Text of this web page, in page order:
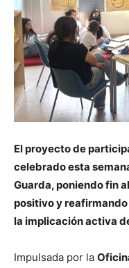
El proyecto de
celebrado esta
Guarda, poniendo fin
positivo y
la implicación activa
Impulsada por la